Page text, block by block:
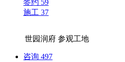
签约 59
施工 37
世园润府参观工地
咨询 497